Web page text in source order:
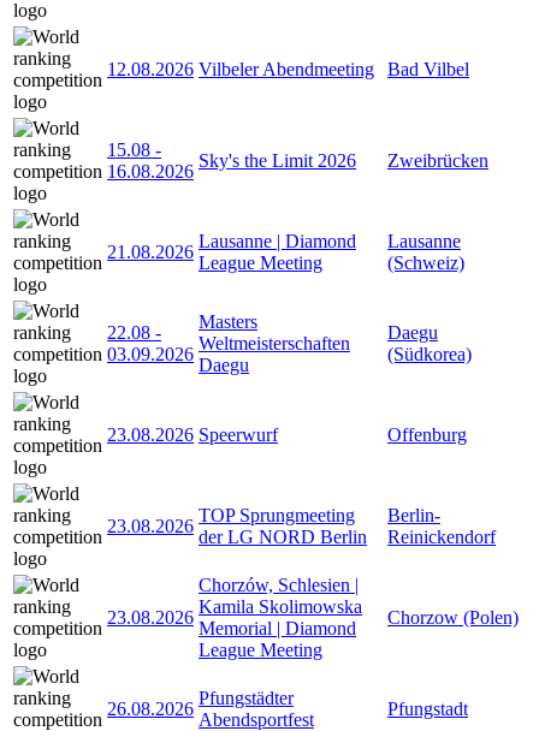
12.08.2026 Vilbeler Abendmeeting Bad Vilbel
15.08 -
16.08.2026
Sky's the Limit 2026 Zweibrücken
21.08.2026
Lausanne | Diamond
League Meeting
Lausanne
(Schweiz)
22.08 -
03.09.2026
Masters
Weltmeisterschaften
Daegu
Daegu
(Südkorea)
23.08.2026 Speerwurf Offenburg
23.08.2026
TOP Sprungmeeting
der LG NORD Berlin
Berlin-
Reinickendorf
23.08.2026
Chorzów, Schlesien |
Kamila Skolimowska
Memorial | Diamond
League Meeting
Chorzow (Polen)
26.08.2026
Pfungstädter
Abendsportfest
Pfungstadt